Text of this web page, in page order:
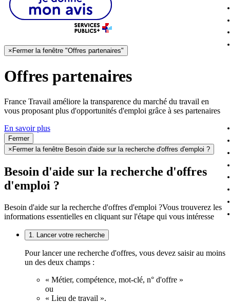
× Fermer la fenêtre "Offres partenaires"
Offres partenaires
France Travail améliore la transparence du marché du travail en
vous proposant plus d'opportunités d'emploi grâce à ses partenaires
En savoir plus
Fermer
× Fermer la fenêtre Besoin d'aide sur la recherche d'offres d'emploi ?
Besoin d'aide sur la recherche d'offres
d'emploi ?
Besoin d'aide sur la recherche d'offres d'emploi ?Vous trouverez les
informations essentielles en cliquant sur l'étape qui vous intéresse
1. Lancer votre recherche
Pour lancer une recherche d'offres, vous devez saisir au moins
un des deux champs :
« Métier, compétence, mot-clé, n° d'offre »
ou
« Lieu de travail ».